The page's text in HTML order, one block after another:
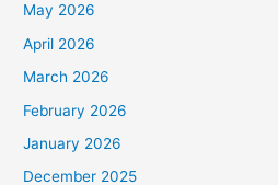
May 2026
April 2026
March 2026
February 2026
January 2026
December 2025